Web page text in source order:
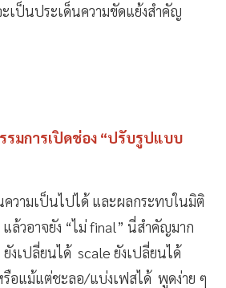
เป็นประเด็นความขัดแย้งสำคัญ
มการเปิดช่อง “ปรับรูปแบบ
วามเป็นไปได้ และผลกระทบในมิติ
แล้วอาจยัง “ไม่ final” นี่สำคัญมาก
งเปลี่ยนได้ scale ยังเปลี่ยนได้
อแม้แต่ชะลอ/แบ่งเฟสได้ พูดง่าย ๆ